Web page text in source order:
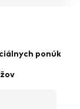
ponúk